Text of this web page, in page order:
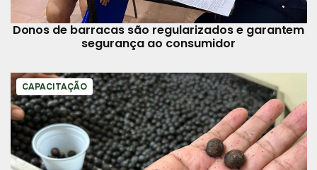
Donos de barracas são regularizados e garantem
segurança ao consumidor
CAPACITAÇÃO